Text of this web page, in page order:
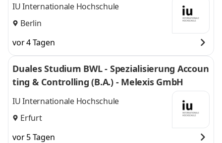
IU Internationale Hochschule
Berlin
vor 4 Tagen
Duales Studium BWL - Spezialisierung Accoun
ting & Controlling (B.A.) - Melexis GmbH
IU Internationale Hochschule
Erfurt
vor 5 Tagen